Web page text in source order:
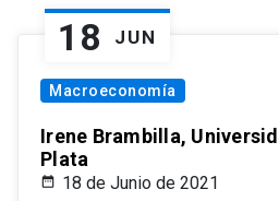
18 JUN
Macroeconomía
Irene Brambilla,
Plata
18 de Junio de 2021